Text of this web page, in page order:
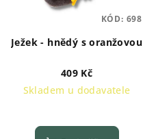
Ježek - hnědý s oranžovou
409 Kč
Skladem u dodavatele
KÓD: 698